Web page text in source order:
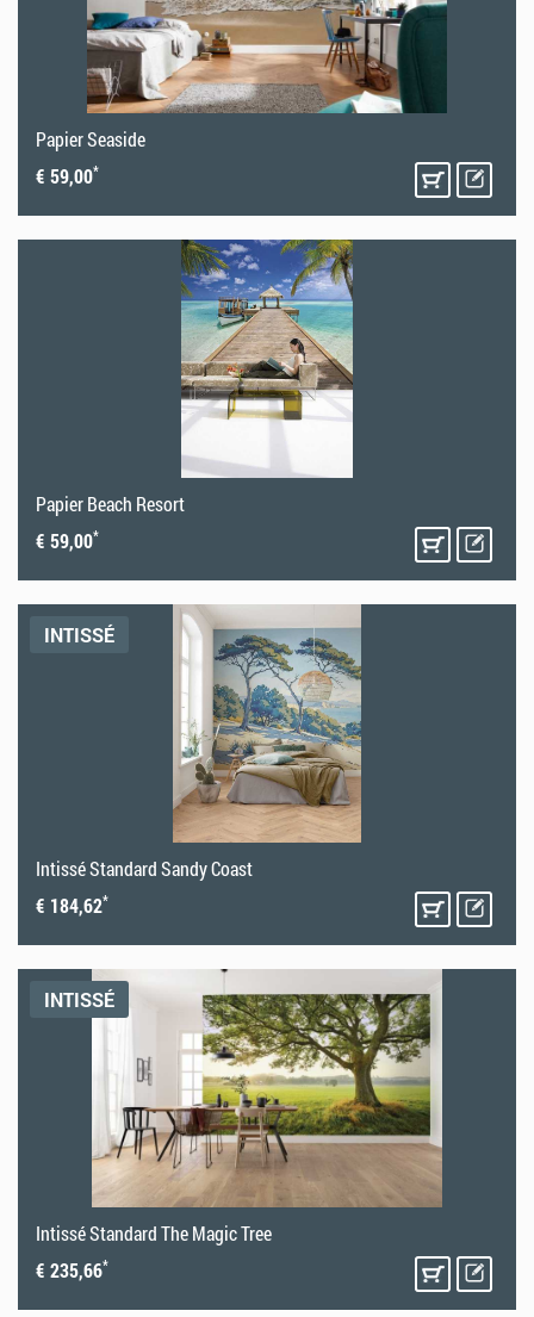
Papier Seaside
€ 59,00*
Papier Beach Resort
€ 59,00*
INTISSÉ
Intissé Standard Sandy Coast
€ 184,62*
INTISSÉ
Intissé Standard The Magic Tree
€ 235,66*